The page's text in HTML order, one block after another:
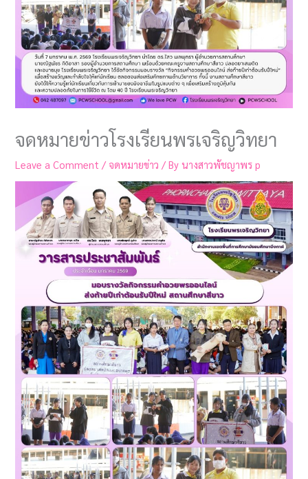
จดหมายข่าวโรงเรียนพรเจริญวิทยา
Leave a Comment / จดหมายข่าว / Byนางสาวพัชญาพร p